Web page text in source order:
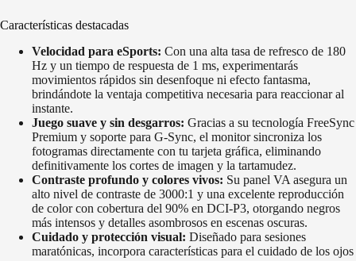
Características destacadas
Velocidad para eSports: Con una alta tasa de refresco de 180
Hz y un tiempo de respuesta de 1 ms, experimentarás
movimientos rápidos sin desenfoque ni efecto fantasma,
brindándote la ventaja competitiva necesaria para reaccionar al
instante.
Juego suave y sin desgarros: Gracias a su tecnología FreeSync
Premium y soporte para G-Sync, el monitor sincroniza los
fotogramas directamente con tu tarjeta gráfica, eliminando
definitivamente los cortes de imagen y la tartamudez.
Contraste profundo y colores vivos: Su panel VA asegura un
alto nivel de contraste de 3000:1 y una excelente reproducción
de color con cobertura del 90% en DCI-P3, otorgando negros
más intensos y detalles asombrosos en escenas oscuras.
Cuidado y protección visual: Diseñado para sesiones
maratónicas, incorpora características para el cuidado de los ojos